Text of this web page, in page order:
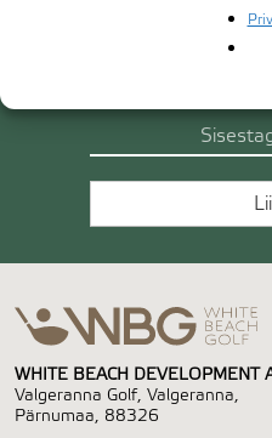
WHITE BEACH DEVELOPMENT
Valgeranna Golf, Valgeranna,
Pärnumaa, 88326